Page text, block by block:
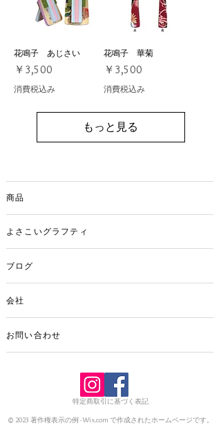
花鳴子 あじさい
価格
￥3,500
消費税込み
花鳴子 華菊
価格
￥3,500
消費税込み
もっと見る
商品
よさこいグラフティ
ブログ
会社
お問い合わせ
特定商取引に基づく表記
© 2023 著作権表示の例 -Wix.com で作成されたホームページです。